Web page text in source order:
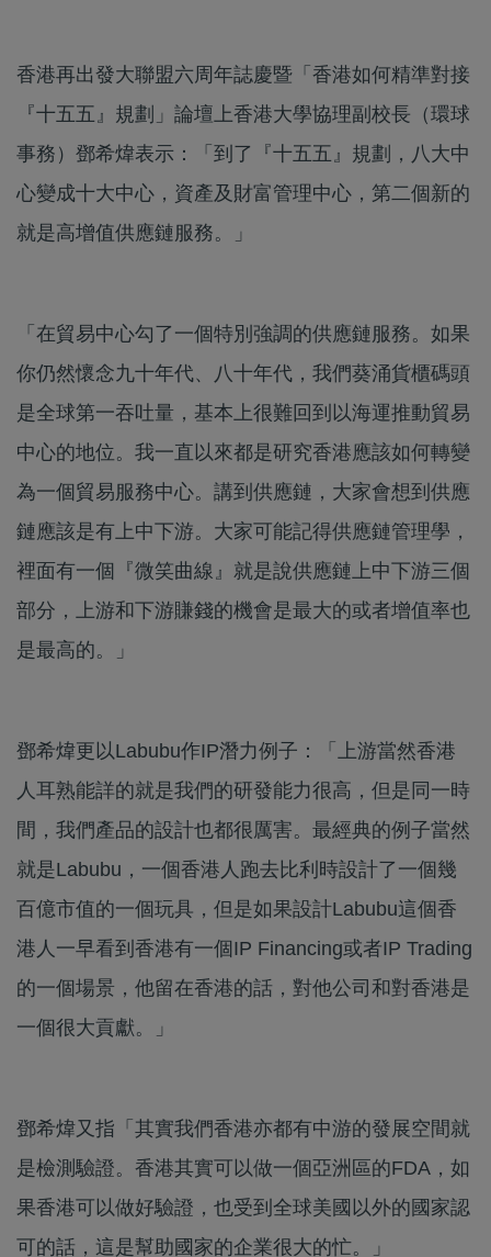
香港再出發大聯盟六周年誌慶暨「香港如何精準對接
『十五五』規劃」論壇上香港大學協理副校長（環球
事務）鄧希煒表示：「到了『十五五』規劃，八大中
心變成十大中心，資產及財富管理中心，第二個新的
就是高增值供應鏈服務。」
「在貿易中心勾了一個特別強調的供應鏈服務。如果
你仍然懷念九十年代、八十年代，我們葵涌貨櫃碼頭
是全球第一吞吐量，基本上很難回到以海運推動貿易
中心的地位。我一直以來都是研究香港應該如何轉變
為一個貿易服務中心。講到供應鏈，大家會想到供應
鏈應該是有上中下游。大家可能記得供應鏈管理學，
裡面有一個『微笑曲線』就是說供應鏈上中下游三個
部分，上游和下游賺錢的機會是最大的或者增值率也
是最高的。」
鄧希煒更以Labubu作IP潛力例子：「上游當然香港
人耳熟能詳的就是我們的研發能力很高，但是同一時
間，我們產品的設計也都很厲害。最經典的例子當然
就是Labubu，一個香港人跑去比利時設計了一個幾
百億市值的一個玩具，但是如果設計Labubu這個香
港人一早看到香港有一個IP Financing或者IP Trading
的一個場景，他留在香港的話，對他公司和對香港是
一個很大貢獻。」
鄧希煒又指「其實我們香港亦都有中游的發展空間就
是檢測驗證。香港其實可以做一個亞洲區的FDA，如
果香港可以做好驗證，也受到全球美國以外的國家認
可的話，這是幫助國家的企業很大的忙。」